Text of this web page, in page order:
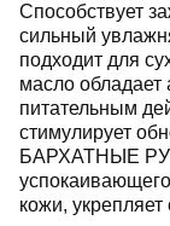
Способствует
сильный
подходит для
масло
питательным
стимулирует
БАРХАТНЫЕ
кожи,